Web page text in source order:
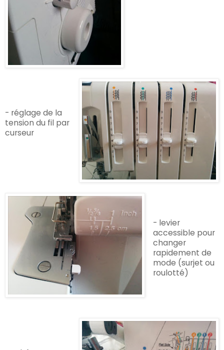
- réglage de la
tension du fil par
curseur
- levier
accessible pour
changer
rapidement de
mode (surjet ou
roulotté)